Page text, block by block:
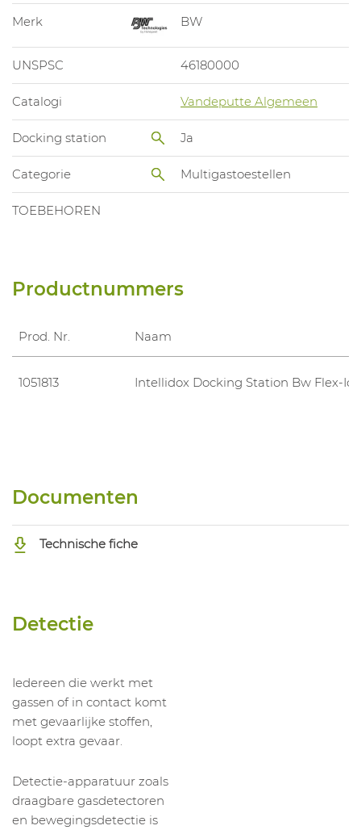
Merk BW
UNSPSC 46180000
Catalogi Vandeputte Algemeen
Docking station Ja
Categorie Multigastoestellen
TOEBEHOREN
Productnummers
Prod. Nr. Naam
1051813 Intellidox Docking Station Bw Flex-
Documenten
Technische fiche
Detectie
Iedereen die werkt met
gassen of in contact komt
met gevaarlijke stoffen,
loopt extra gevaar.
Detectie-apparatuur zoals
draagbare gasdetectoren
en bewegingsdetectie is